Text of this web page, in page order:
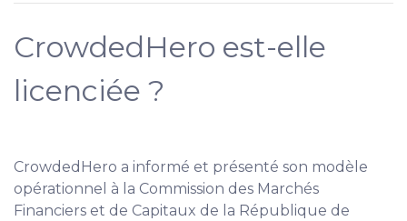
CrowdedHero est-elle
licenciée ?
CrowdedHero a informé et présenté son modèle
opérationnel à la Commission des Marchés
Financiers et de Capitaux de la République de